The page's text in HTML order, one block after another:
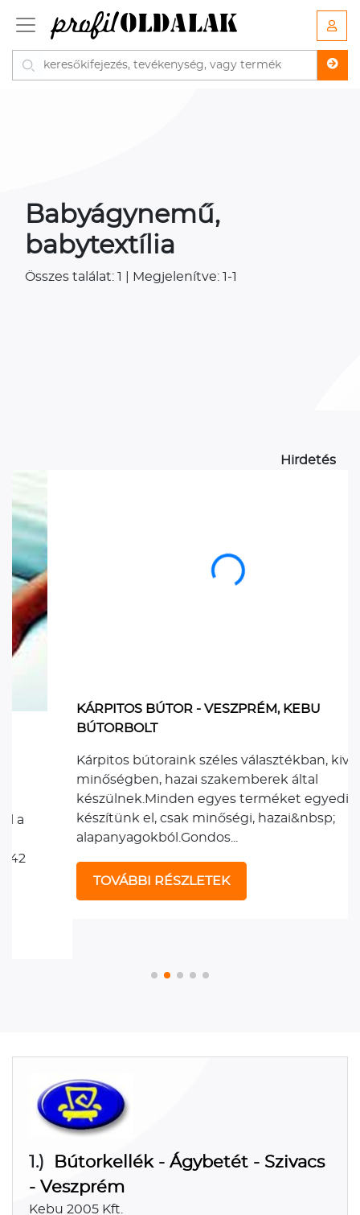
Babyágynemű,
babytextília
Összes találat: 1 | Megjelenítve: 1-1
Hirdetés
KÁRPITOS BÚTOR - VESZPRÉM, KEBU
BÚTORBOLT
Kárpitos bútoraink széles választékban, kiváló
minőségben, hazai szakemberek által
készülnek.Minden egyes terméket egyedileg
készítünk el, csak minőségi, hazai&nbsp;
alapanyagokból.Gondos...
TOVÁBBI RÉSZLETEK
1.)
Bútorkellék - Ágybetét - Szivacs
- Veszprém
Kebu 2005 Kft.